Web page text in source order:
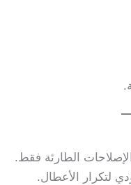
الطارئة فقط.
لتكرار الأعطال.